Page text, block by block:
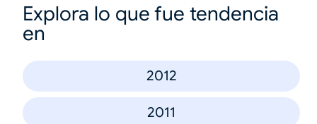
Explora lo que fue tendencia
en
2012
2011